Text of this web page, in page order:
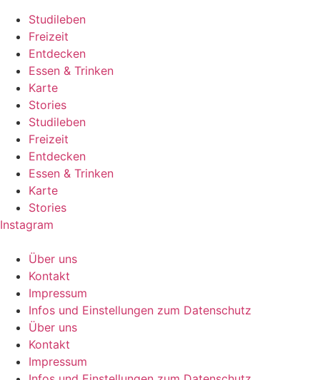
Studileben
Freizeit
Entdecken
Essen & Trinken
Karte
Stories
Studileben
Freizeit
Entdecken
Essen & Trinken
Karte
Stories
Instagram
Über uns
Kontakt
Impressum
Infos und Einstellungen zum Datenschutz
Über uns
Kontakt
Impressum